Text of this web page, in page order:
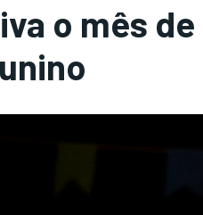
o mês